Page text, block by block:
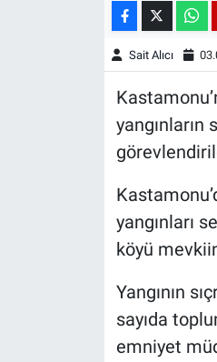
Sait Alıcı
yangınların
yangınları
köyü
Yangının
sayıda
emniyet